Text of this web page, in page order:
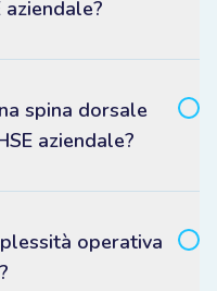
spina dorsale
aziendale?
operativa